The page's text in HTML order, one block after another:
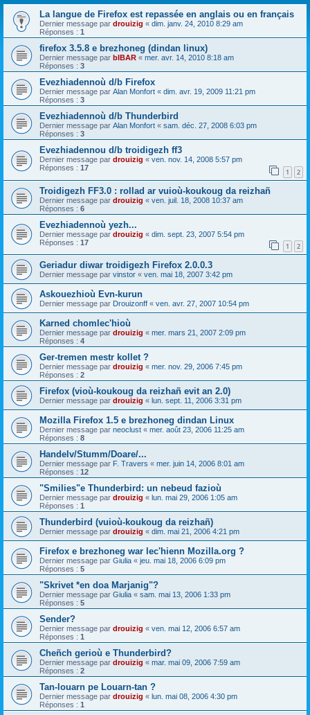
La langue de Firefox est repassée en anglais ou en français
Dernier message par drouizig « dim. janv. 24, 2010 8:29 am
Réponses : 1
firefox 3.5.8 e brezhoneg (dindan linux)
Dernier message par bIBAR « mer. avr. 14, 2010 8:18 am
Réponses : 3
Evezhiadennoù d/b Firefox
Dernier message par Alan Monfort « dim. avr. 19, 2009 11:21 pm
Réponses : 3
Evezhiadennoù d/b Thunderbird
Dernier message par Alan Monfort « sam. déc. 27, 2008 6:03 pm
Réponses : 3
Evezhiadennou d/b troidigezh ff3
Dernier message par drouizig « ven. nov. 14, 2008 5:57 pm
Réponses : 17 1 2
Troidigezh FF3.0 : rollad ar vuioù-koukoug da reizhañ
Dernier message par drouizig « ven. juil. 18, 2008 10:37 am
Réponses : 6
Evezhiadennoù yezh...
Dernier message par drouizig « dim. sept. 23, 2007 5:54 pm
Réponses : 17 1 2
Geriadur diwar troidigezh Firefox 2.0.0.3
Dernier message par vinstor « ven. mai 18, 2007 3:42 pm
Askouezhioù Evn-kurun
Dernier message par Drouizonff « ven. avr. 27, 2007 10:54 pm
Karned chomlec'hioù
Dernier message par drouizig « mer. mars 21, 2007 2:09 pm
Réponses : 4
Ger-tremen mestr kollet ?
Dernier message par drouizig « mer. nov. 29, 2006 7:45 pm
Réponses : 2
Firefox (vioù-koukoug da reizhañ evit an 2.0)
Dernier message par drouizig « lun. sept. 11, 2006 3:31 pm
Mozilla Firefox 1.5 e brezhoneg dindan Linux
Dernier message par neoclust « mer. août 23, 2006 11:25 am
Réponses : 8
Handelv/Stumm/Doare/...
Dernier message par F. Travers « mer. juin 14, 2006 8:01 am
Réponses : 12
"Smilies"e Thunderbird: un nebeud fazioù
Dernier message par drouizig « lun. mai 29, 2006 1:05 am
Réponses : 1
Thunderbird (vuioù-koukoug da reizhañ)
Dernier message par drouizig « dim. mai 21, 2006 4:21 pm
Firefox e brezhoneg war lec'hienn Mozilla.org ?
Dernier message par Giulia « jeu. mai 18, 2006 6:09 pm
Réponses : 5
"Skrivet *en doa Marjanig"?
Dernier message par Giulia « sam. mai 13, 2006 1:33 pm
Réponses : 5
Sender?
Dernier message par drouizig « ven. mai 12, 2006 6:57 am
Réponses : 1
Cheñch gerioù e Thunderbird?
Dernier message par drouizig « mar. mai 09, 2006 7:59 am
Réponses : 2
Tan-louarn pe Louarn-tan ?
Dernier message par drouizig « lun. mai 08, 2006 4:30 pm
Réponses : 1